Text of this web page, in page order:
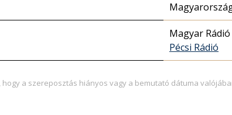
Magyar Rádió
Pécsi Rádió
a szereposztás hiányos vagy a bemutató dátuma